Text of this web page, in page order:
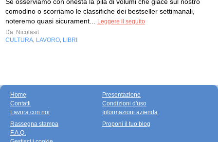
comodino o scorriamo le classifiche dei bestseller settimanali,
noteremo quasi sicurament...
Leggere il seguito
Da Nicolasit
CULTURA LAVORO LIBRI
Home
Contatti
Lavora con noi
Presentazione
Condizioni d'uso
Informazioni azienda
Rassegna stampa
F.A.Q.
Proponi il tuo blog